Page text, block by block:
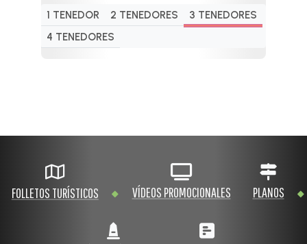
1 TENEDOR 2 TENEDORES
3 TENEDORES
4 TENEDORES
FOLLETOS TURÍSTICOS VÍDEOS PROMOCIONALES PLANOS